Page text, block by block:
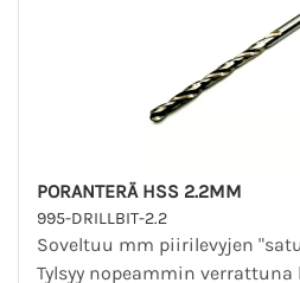
PORANTERÄ HSS 2.2MM
995-DRILLBIT-2.2
Soveltuu mm piirilevyjen
Tylsyy nopeammin verrattuna